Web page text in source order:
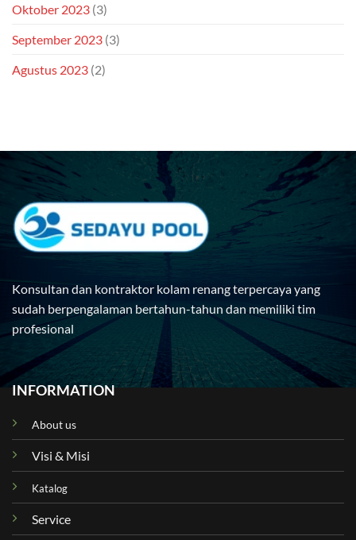
Oktober 2023 (3)
September 2023 (3)
Agustus 2023 (2)
Konsultan dan kontraktor kolam renang terpercaya yang
sudah berpengalaman bertahun-tahun dan memiliki tim
profesional
INFORMATION
About us
Visi & Misi
Katalog
Service